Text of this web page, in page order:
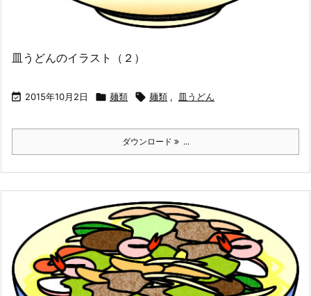
皿うどんのイラスト（２）
 2015年10月2日  麺類  麺類 , 皿うどん
ダウンロード ...